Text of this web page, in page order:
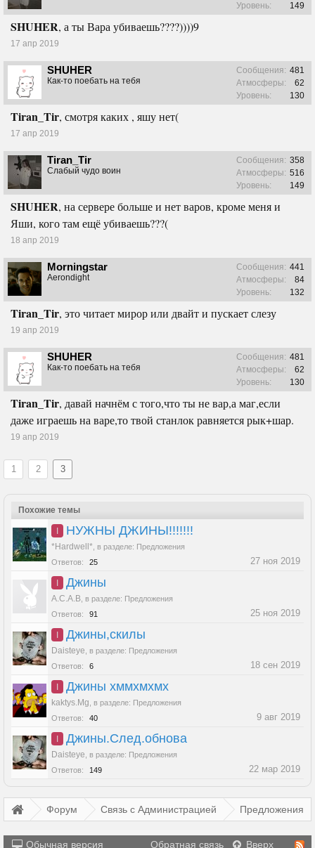
Уровень:
149
SHUHER, а ты Вара убиваешь????))))9
17 апр 2019
SHUHER
Как-то поебать на тебя
Сообщения: 481
Атмосферы:
62
Уровень:
130
Tiran_Tir, смотря каких , яшу нет(
17 апр 2019
Tiran_Tir
Слабый чудо воин
Сообщения: 358
Атмосферы: 516
Уровень:
149
SHUHER, на сервере больше и нет варов, кроме меня и
Яши, кого там ещё убиваешь???(
18 апр 2019
Morningstar
Aerondight
Сообщения: 441
Атмосферы:
84
Уровень:
132
Tiran_Tir, это читает мирор или двайт и пускает слезу
19 апр 2019
SHUHER
Как-то поебать на тебя
Сообщения: 481
Атмосферы:
62
Уровень:
130
Tiran_Tir, давай начнём с того,что ты не вар,а маг,если
даже играешь на варе,то твой станлок равняется рык+шар.
19 апр 2019
1 2 3
Похожие темы
I НУЖНЫ ДЖИНЫ!!!!!!!
*Hardwell* в разделе: Предложения
Ответов:
25 27 ноя 2019
I Джины
A.C.A.B в разделе: Предложения
Ответов:
91 25 ноя 2019
I Джины,скилы
Daisteye в разделе: Предложения
Ответов:
6 18 сен 2019
I Джины хммхмхмх
kaktys.Mg в разделе: Предложения
Ответов:
40 9 авг 2019
I Джины.След.обнова
Daisteye в разделе: Предложения
Ответов:
149 22 мар 2019
Форум Связь с Администрацией Предложения
Обычная версия Обратная связь Вверх